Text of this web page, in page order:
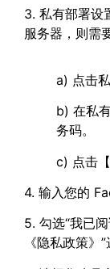
3. 私有部署设
服务器，则需
a) 点击
b) 在私
务码。
c) 点击
4. 输入您的
5. 勾选“我已
《隐私政策》